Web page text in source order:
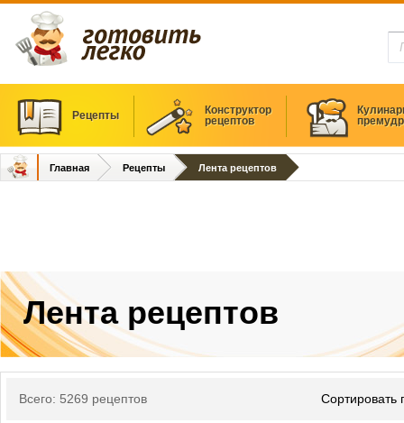
Рецепты
Конструктор
рецептов
Главная Рецепты Лента рецептов
Лента рецептов
Сортировать
Всего: 5269 рецептов